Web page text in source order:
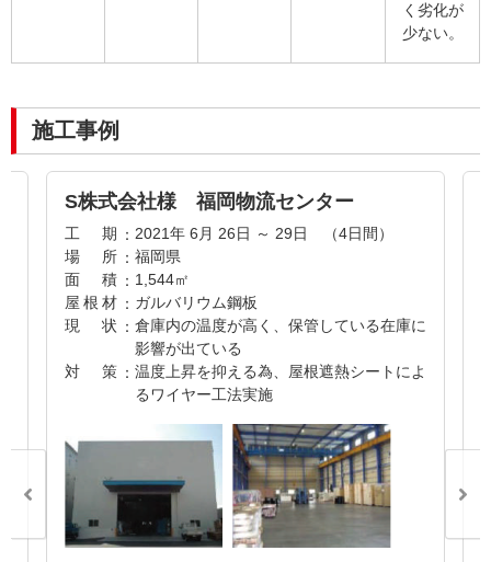
く劣化が
少ない。
施工事例
S株式会社様 福岡物流センター
工 期
2021年 6月 26日 ～ 29日 （4日間）
場
所
福岡県
面
積
1,544㎡
屋 根 材
ガルバリウム鋼板
現
状
倉庫内の温度が高く、保管している在庫に
影響が出ている
対
策
温度上昇を抑える為、屋根遮熱シートによ
るワイヤー工法実施